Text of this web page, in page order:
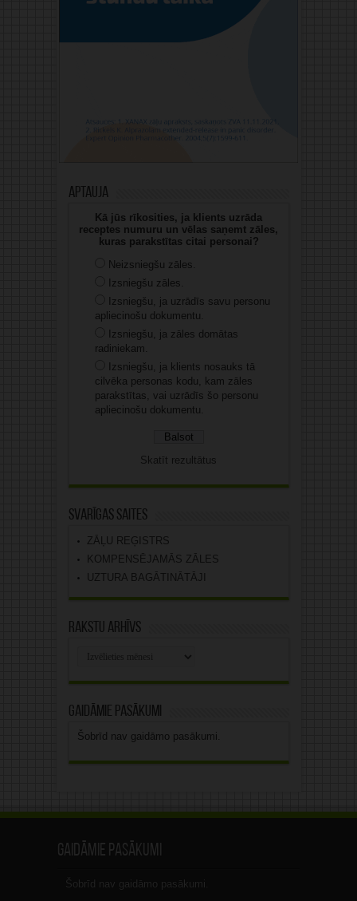
Aptauja
Kā jūs rīkosities, ja klients uzrāda
receptes numuru un vēlas saņemt zāles,
kuras parakstītas citai personai?
Neizsniegšu zāles.
Izsniegšu zāles.
Izsniegšu, ja uzrādīs savu personu
apliecinošu dokumentu.
Izsniegšu, ja zāles domātas
radiniekam.
Izsniegšu, ja klients nosauks tā
cilvēka personas kodu, kam zāles
parakstītas, vai uzrādīs šo personu
apliecinošu dokumentu.
Skatīt rezultātus
Svarīgas saites
ZĀĻU REĢISTRS
KOMPENSĒJAMĀS ZĀLES
UZTURA BAGĀTINĀTĀJI
Rakstu arhīvs
Gaidāmie pasākumi
Šobrīd nav gaidāmo pasākumi.
Gaidāmie pasākumi
Šobrīd nav gaidāmo pasākumi.